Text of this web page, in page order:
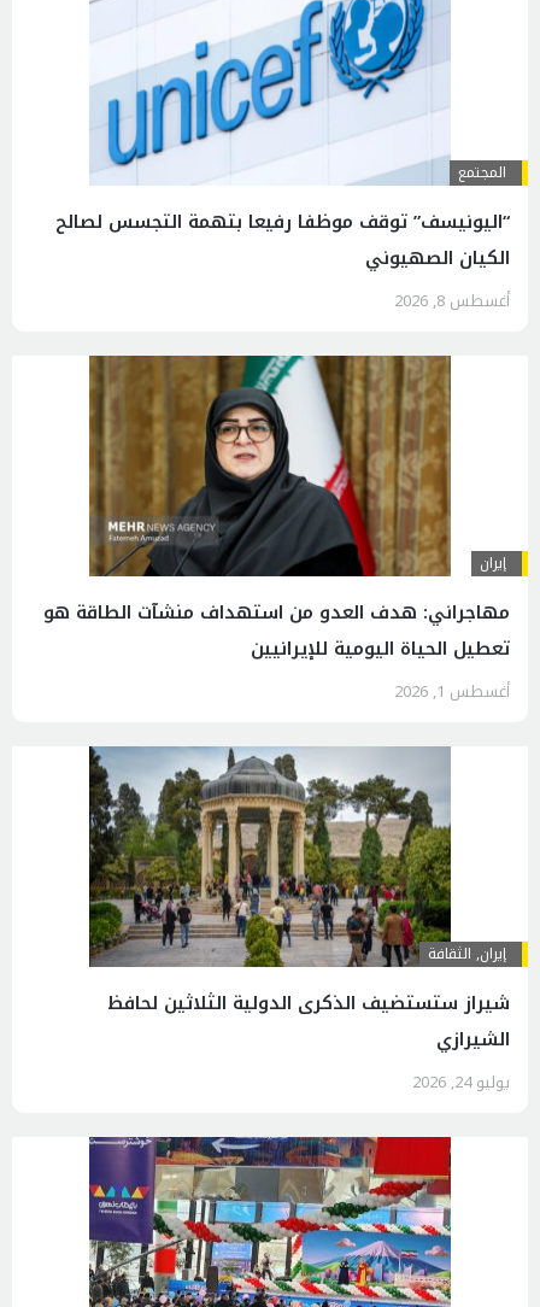
المجتمع
“اليونيسف” توقف موظفا رفيعا بتهمة التجسس لصالح
الكيان الصهيوني
أغسطس 8, 2026
إيران
مهاجراني: هدف العدو من استهداف منشآت الطاقة هو
تعطيل الحياة اليومية للإيرانيين
أغسطس 1, 2026
إيران, الثقافة
شيراز ستستضيف الذكرى الدولية الثلاثين لحافظ
الشيرازي
يوليو 24, 2026